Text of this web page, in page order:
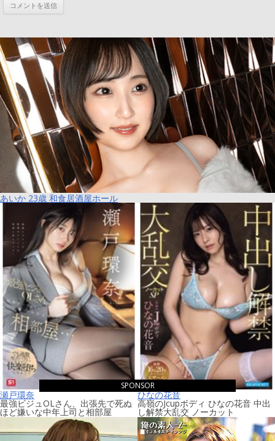
あいか 23歳 和食居酒屋ホール
瀬戸環奈
最強ビジュOLさん、出張先で死ぬ
ほど嫌いな中年上司と相部屋
ひなの花音
高嶺のJcupボディ ひなの花音 中出
し解禁大乱交 ノーカット
SPONSOR